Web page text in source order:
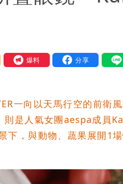
我要爆料
一向以天馬行空的前衛
是人氣女團aespa成員
下，與動物、蔬果展開1